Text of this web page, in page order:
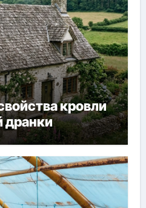
кровли
дранки